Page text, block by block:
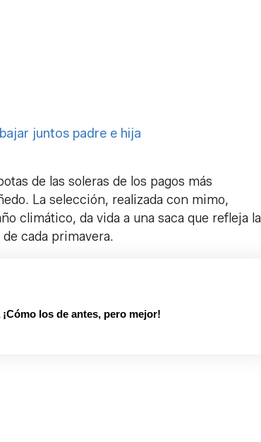
juntos padre e hija
de las soleras de los pagos más
La selección, realizada con mimo,
climático, da vida a una saca que refleja la
cada primavera.
los de antes, pero mejor!